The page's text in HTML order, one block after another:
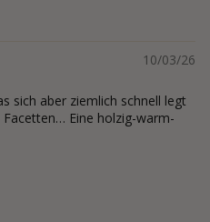
10/03/26
sich aber ziemlich schnell legt
Eine holzig-warm-